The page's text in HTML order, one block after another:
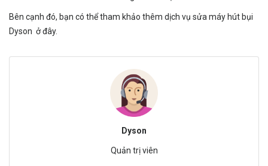
Bên cạnh đó, bạn có thể tham khảo thêm dịch vụ sửa máy hút bụi
Dyson ở đây.
Dyson
Quản trị viên